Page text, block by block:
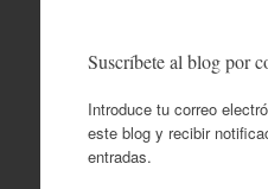
Suscríbete al blog por
Introduce tu correo
este blog y recibir
entradas.